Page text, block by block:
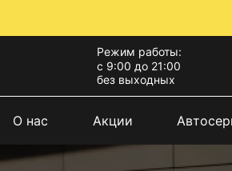
Режим работы:
с 9:00 до 21:00
без выходных
О нас Акции